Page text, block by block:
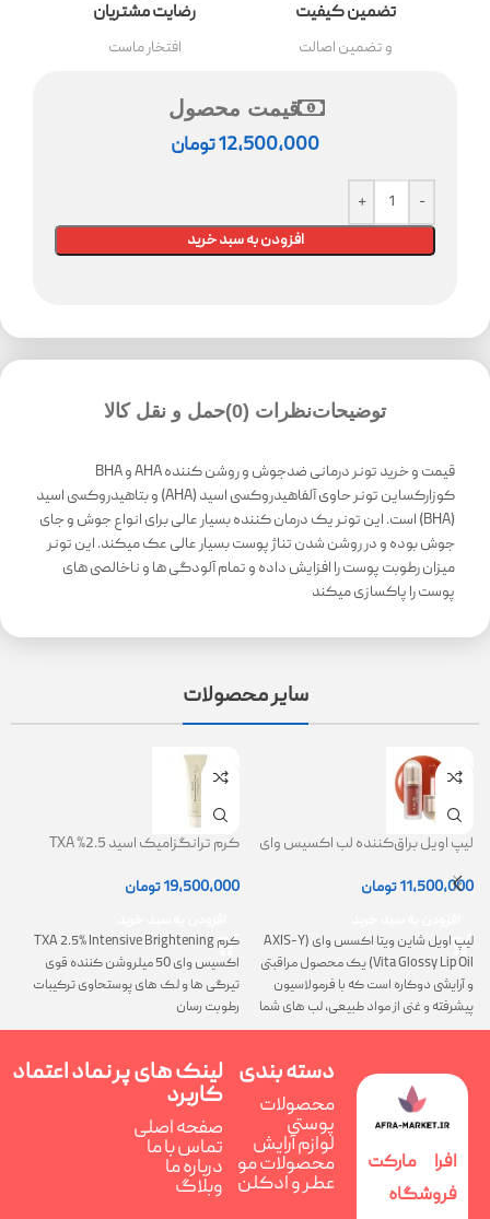
تضمین کیفیت
و تضمین اصالت
رضایت مشتریان
افتخار ماست
قیمت محصول
12,500,000تومان
افزودن به سبد خرید
توضیحاتنظرات (0) حمل و نقل کالا
قیمت و خرید تونر درمانی ضدجوش و روشن کننده AHA و BHA
کوزارکساین تونر حاوی آلفاهیدروکسی اسید (AHA) و بتاهیدروکسی اسید
(BHA) است. این تونر یک درمان کننده بسیار عالی برای انواع جوش و جای
جوش بوده و در روشن شدن تناژ پوست بسیار عالی عک میکند. این تونر
میزان رطوبت پوست را افزایش داده و تمام آلودگی ها و ناخالصی های
پوست را پاکسازی میکند
سایر محصولات
لیپ اویل براق‌کننده لب اکسیس وای
11,500,000تومان
لیپ اویل شاین ویتا اکسس وای (AXIS-Y
Vita Glossy Lip Oil) یک محصول مراقبتی
و آرایشی دوکاره است که با فرمولاسیون
پیشرفته و غنی از مواد طبیعی، لب های شما
را همزمان ترمیم، تغذیه و فوق العاده
کرم ترانگزامیک اسید 2.5% TXA
19,500,000تومان
کرم TXA 2.5% Intensive Brightening
اکسیس وای 50 میلروشن کننده قوی
تیرگی ها و لک های پوستحاوی ترکیبات
رطوبت رسان
افرا مارکت
فروشگاه
دسته بندی
محصولات
پوستی
لوازم آرایش
محصولات مو
عطر و ادکلن
لینک های پر
کاربرد
صفحه اصلی
تماس با ما
درباره ما
وبلاگ
نماد اعتماد